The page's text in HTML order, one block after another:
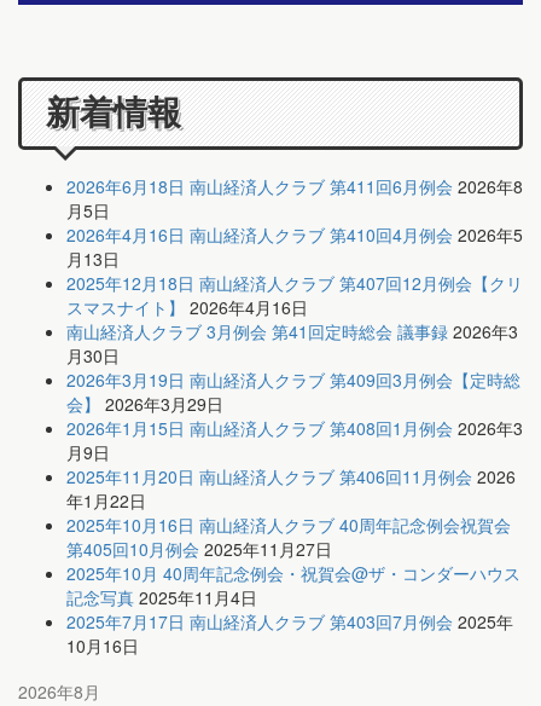
新着情報
2026年6月18日 南山経済人クラブ 第411回6月例会 2026年8
月5日
2026年4月16日 南山経済人クラブ 第410回4月例会 2026年5
月13日
2025年12月18日 南山経済人クラブ 第407回12月例会【クリ
スマスナイト】 2026年4月16日
南山経済人クラブ 3月例会 第41回定時総会 議事録 2026年3
月30日
2026年3月19日 南山経済人クラブ 第409回3月例会【定時総
会】 2026年3月29日
2026年1月15日 南山経済人クラブ 第408回1月例会 2026年3
月9日
2025年11月20日 南山経済人クラブ 第406回11月例会 2026
年1月22日
2025年10月16日 南山経済人クラブ 40周年記念例会祝賀会
第405回10月例会 2025年11月27日
2025年10月 40周年記念例会・祝賀会@ザ・コンダーハウス
記念写真 2025年11月4日
2025年7月17日 南山経済人クラブ 第403回7月例会 2025年
10月16日
2026年8月